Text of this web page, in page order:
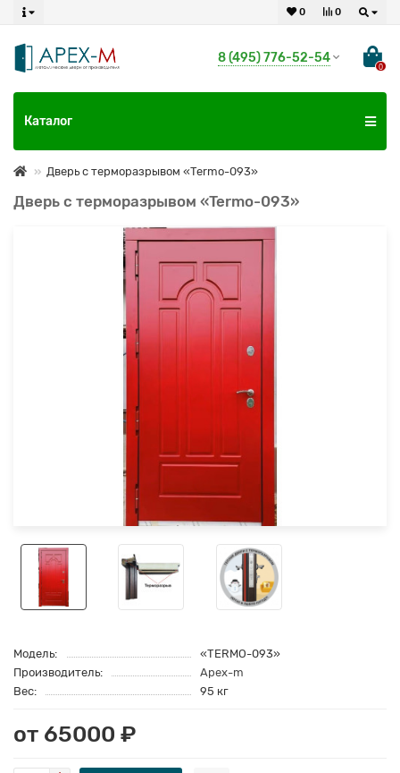
0
0
8 (495) 776-52-54
0
Каталог
Дверь с терморазрывом «Termo-093»
Дверь с терморазрывом «Termo-093»
Модель:
«TERMO-093»
Производитель:
Apex-m
Вес:
95 кг
от 65000 ₽